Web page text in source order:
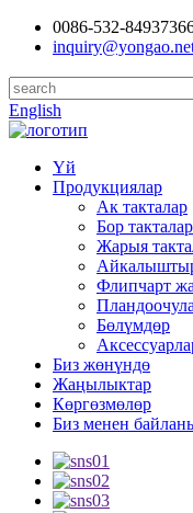
0086-532-
English
Үй
Продукциялар
Ак такталар
Бор такталар
Жарыя
Флипчарт
Бөлүмдөр
Биз жөнүндө
Жаңылыктар
Көргөзмөлөр
Биз менен